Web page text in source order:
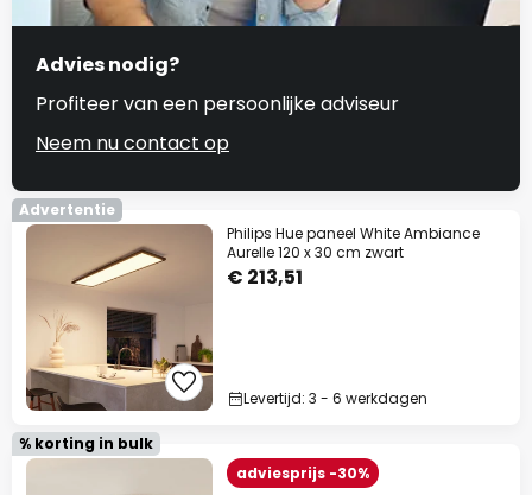
Advies nodig?
Profiteer van een persoonlijke adviseur
Neem nu contact op
Advertentie
Philips Hue paneel White Ambiance
Aurelle 120 x 30 cm zwart
€ 213,51
Levertijd: 3 - 6 werkdagen
% korting in bulk
adviesprijs -30%